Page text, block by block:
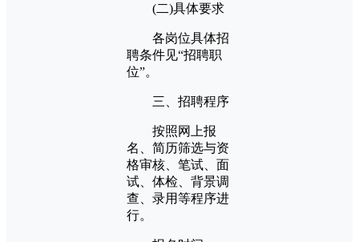
(二)具体要求
各岗位具体招
聘条件见“招聘职
位”。
三、招聘程序
按照网上报
名、简历筛选与资
格审核、笔试、面
试、体检、背景调
查、录用等程序进
行。